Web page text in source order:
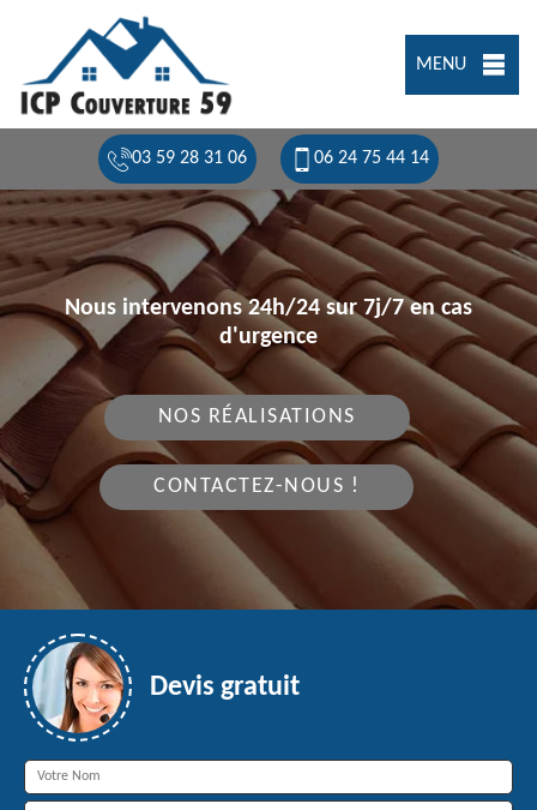
MENU
03 59 28 31 06 06 24 75 44 14
Nous intervenons 24h/24 sur 7j/7 en cas
d'urgence
NOS RÉALISATIONS
CONTACTEZ-NOUS !
Devis gratuit